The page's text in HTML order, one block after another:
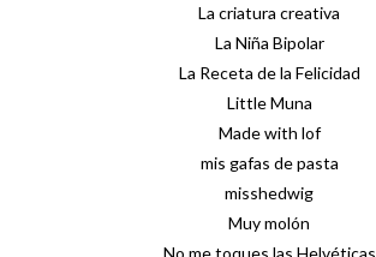
La criatura creativa
La Niña Bipolar
La Receta de la Felicidad
Little Muna
Made with lof
mis gafas de pasta
misshedwig
Muy molón